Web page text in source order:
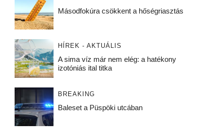
Másodfokúra csökkent a hőségriasztás
HÍREK - AKTUÁLIS
A sima víz már nem elég: a hatékony
izotóniás ital titka
BREAKING
Baleset a Püspöki utcában